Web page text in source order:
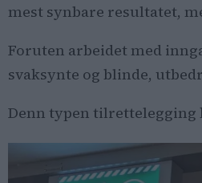
mest synbare resultatet,
Foruten arbeidet med
svaksynte og blinde,
Denn typen